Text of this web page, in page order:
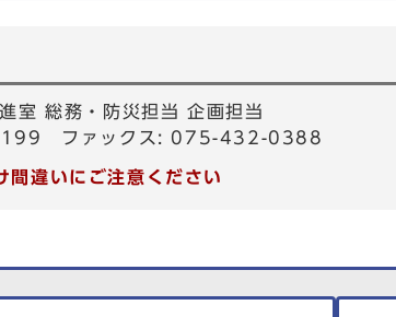
室 総務・防災担当 企画担当
ファックス: 075-432-0388
間違いにご注意ください